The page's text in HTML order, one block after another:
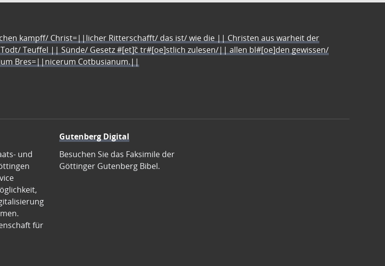
kampff/ Christ=||licher Ritterschafft/ das ist/ wie die || Christen aus warheit der
Teuffel || Sünde/ Gesetz #[et]c̃ tr#[oe]stlich zulesen/|| allen bl#[oe]den gewissen/
Bres=||nicerum Cotbusianum.||
und
für
Gutenberg Digital
Besuchen Sie das Faksimile der
Göttinger Gutenberg Bibel.